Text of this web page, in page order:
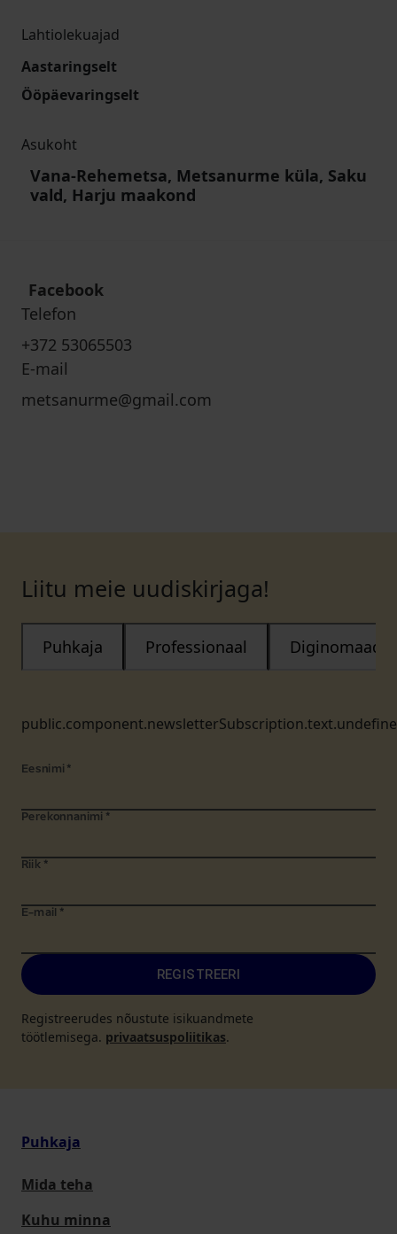
Lahtiolekuajad
Aastaringselt
Ööpäevaringselt
Asukoht
Vana-Rehemetsa, Metsanurme küla, Saku
vald, Harju maakond
Facebook
Telefon
+372 53065503
E-mail
metsanurme@gmail.com
Liitu meie uudiskirjaga!
Puhkaja Professionaal Diginomaad
Eesnimi *
Perekonnanimi *
Riik *
E-mail *
REGISTREERI
Registreerudes nõustute isikuandmete
töötlemisega. privaatsuspoliitikas.
Puhkaja
Mida teha
Kuhu minna